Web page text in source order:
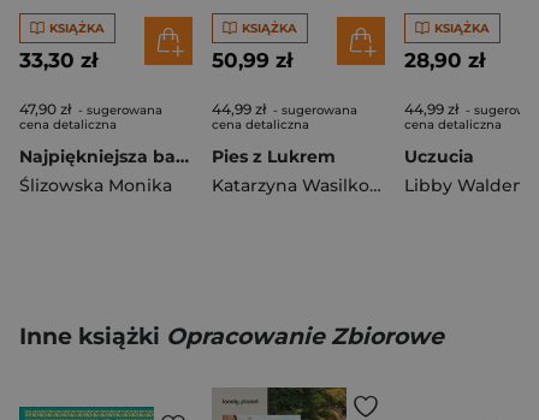
KSIĄŻKA
33,30 zł
47,90 zł - sugerowana
cena detaliczna
Najpiękniejsza bajka Mikołaja. Czytamy i słuchamy
Ślizowska Monika
KSIĄŻKA
50,99 zł
44,99 zł - sugerowana
cena detaliczna
Pies z Lukrem
Katarzyna Wasilkowska
KSIĄŻKA
28,90 zł
44,99 zł -
cena detaliczna
Uczucia
Libby Walden
Inne książki Opracowanie Zbiorowe